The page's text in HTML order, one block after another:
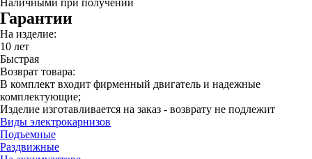
Наличными при получении
Гарантии
На изделие:
10 лет
Быстрая
Возврат товара:
В комплект входит фирменный двигатель и надежные
комплектующие;
Изделие изготавливается на заказ - возврату не подлежит
Виды электрокарнизов
Подъемные
Раздвижные